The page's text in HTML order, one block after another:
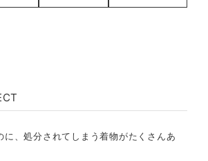
に、処分されてしまう着物がたくさんあ